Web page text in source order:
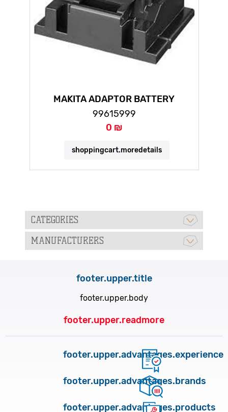
MAKITA ADAPTOR BATTERY
99615999
0 ₪
shoppingcart.moredetails
CATEGORIES
MANUFACTURERS
footer.upper.title
footer.upper.body
footer.upper.readmore
footer.upper.advantages.experience
footer.upper.advantages.brands
footer.upper.advantages.products